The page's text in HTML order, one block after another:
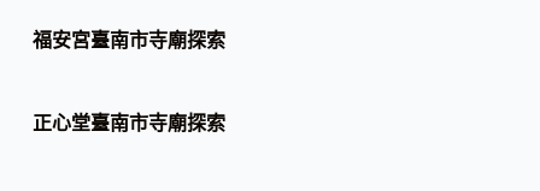
福安宮臺南市寺廟探索
正心堂臺南市寺廟探索